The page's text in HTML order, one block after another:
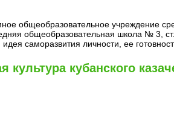
общеобразовательное учреждение
общеобразовательная школа № 3,
саморазвития личности, ее
кубанского